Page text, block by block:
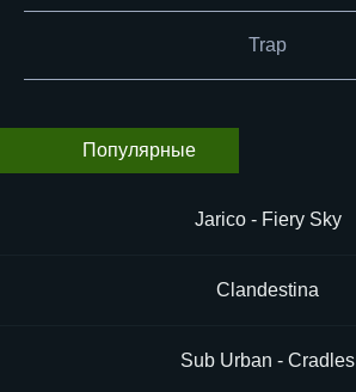
Trap
Популярные
Jarico - Fiery Sky
Clandestina
Sub Urban - Cradles